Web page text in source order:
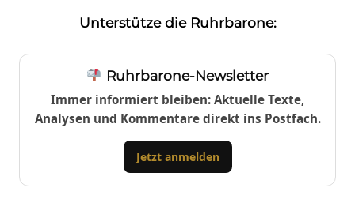
Unterstütze die Ruhrbarone:
Ruhrbarone-Newsletter
Immer informiert bleiben: Aktuelle Texte,
Analysen und Kommentare direkt ins Postfach.
Jetzt anmelden